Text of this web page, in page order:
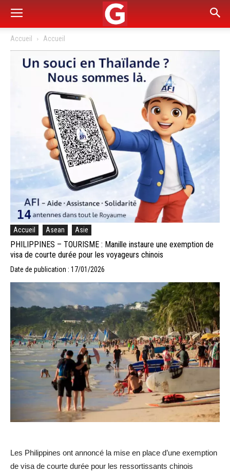
Accueil Accueil
Accueil Asean Asie
PHILIPPINES – TOURISME : Manille instaure une exemption de
visa de courte durée pour les voyageurs chinois
Date de publication : 17/01/2026
Les Philippines ont annoncé la mise en place d’une exemption
de visa de courte durée pour les ressortissants chinois